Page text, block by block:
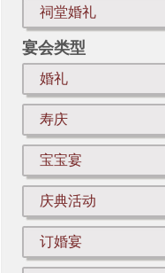
祠堂婚礼
宴会类型
婚礼
寿庆
宝宝宴
庆典活动
订婚宴